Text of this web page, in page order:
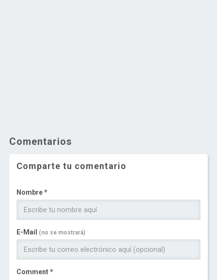
Comentarios
Comparte tu comentario
Nombre *
E-Mail (no se mostrará)
Comment *